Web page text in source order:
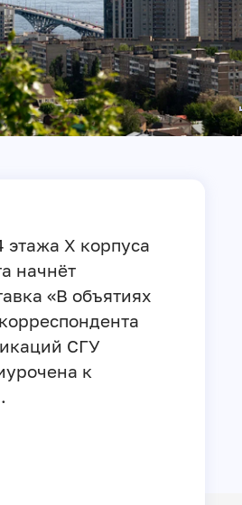
этажа X корпуса
начнёт
«В объятиях
СГУ
к